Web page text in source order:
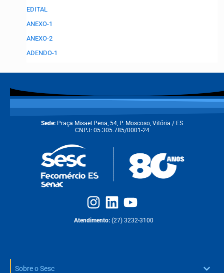
EDITAL
ANEXO-1
ANEXO-2
ADENDO-1
Sede: Praça Misael Pena, 54, P. Moscoso, Vitória / ES
CNPJ: 05.305.785/0001-24
Atendimento: (27) 3232-3100
Sobre o Sesc